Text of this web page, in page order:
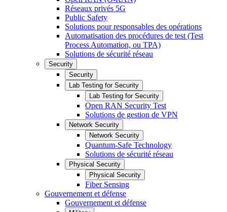
Réseaux privés 5G
Public Safety
Solutions pour responsables des opérations
Automatisation des procédures de test (Test
Process Automation, ou TPA)
Solutions de sécurité réseau
Security
Security
Lab Testing for Security
Lab Testing for Security
Open RAN Security Test
Solutions de gestion de VPN
Network Security
Network Security
Quantum-Safe Technology
Solutions de sécurité réseau
Physical Security
Physical Security
Fiber Sensing
Gouvernement et défense
Gouvernement et défense